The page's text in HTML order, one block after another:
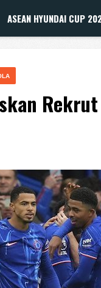
ASEAN HYUNDAI CUP